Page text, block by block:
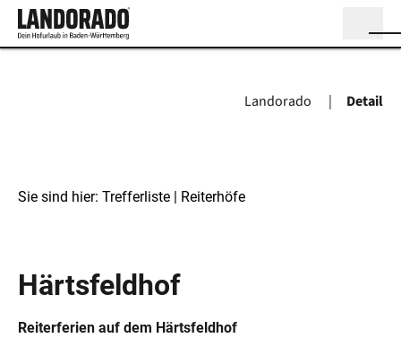
Detail
Sie sind hier: Trefferliste | Reiterhöfe
Härtsfeldhof
Reiterferien auf dem Härtsfeldhof